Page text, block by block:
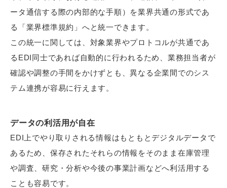
ータ通信する際の内部的な手順）を業界共通の形式であ
る「業界標準規約」へと統一できます。
この統一に関しては、対象業界やプロトコルが共通であ
るEDI同士であれば自動的に行われるため、業務担当者が
確認や調整の手間をかけずとも、異なる企業間でのシス
テム連携が容易に行えます。
データの利活用が自在
EDI上でやり取りされる情報はもともとデジタルデータで
あるため、保存されたそれらの情報をそのまま在庫管理
や調査、研究・分析や今後の事業計画などへ利活用する
ことも容易です。